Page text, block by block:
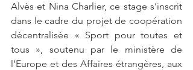
Alvès et Nina Charlier, ce stage s’inscrit
dans le cadre du projet de coopération
décentralisée « Sport pour toutes et
tous », soutenu par le ministère de
l’Europe et des Affaires étrangères, aux